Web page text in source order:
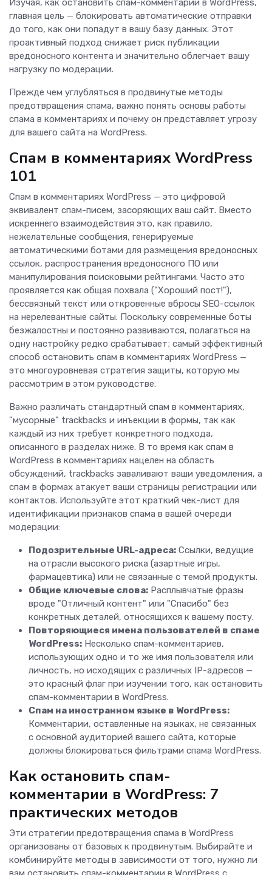
Изучая, как остановить спам-комментарии в WordPress,
главная цель — блокировать автоматические отправки
до того, как они попадут в вашу базу данных. Этот
проактивный подход снижает риск публикации
вредоносного контента и значительно облегчает вашу
нагрузку по модерации.
Прежде чем углубляться в продвинутые методы
предотвращения спама, важно понять основы работы
спама в комментариях и почему он представляет угрозу
для вашего сайта на WordPress.
Спам в комментариях WordPress
101
Спам в комментариях WordPress — это цифровой
эквивалент спам-писем, засоряющих ваш сайт. Вместо
искреннего взаимодействия это, как правило,
нежелательные сообщения, генерируемые
автоматическими ботами для размещения вредоносных
ссылок, распространения вредоносного ПО или
манипулирования поисковыми рейтингами. Часто это
проявляется как общая похвала ("Хороший пост!"),
бессвязный текст или откровенные вбросы SEO-ссылок
на нерелевантные сайты. Поскольку современные боты
безжалостны и постоянно развиваются, полагаться на
одну настройку редко срабатывает; самый эффективный
способ остановить спам в комментариях WordPress —
это многоуровневая стратегия защиты, которую мы
рассмотрим в этом руководстве.
Важно различать стандартный спам в комментариях,
"мусорные" trackbacks и инъекции в формы, так как
каждый из них требует конкретного подхода,
описанного в разделах ниже. В то время как спам в
WordPress в комментариях нацелен на область
обсуждений, trackbacks заваливают ваши уведомления, а
спам в формах атакует ваши страницы регистрации или
контактов. Используйте этот краткий чек-лист для
идентификации признаков спама в вашей очереди
модерации:
Подозрительные URL-адреса: Ссылки, ведущие
на отрасли высокого риска (азартные игры,
фармацевтика) или не связанные с темой продукты.
Общие ключевые слова: Расплывчатые фразы
вроде "Отличный контент" или "Спасибо" без
конкретных деталей, относящихся к вашему посту.
Повторяющиеся имена пользователей в спаме
WordPress: Несколько спам-комментариев,
использующих одно и то же имя пользователя или
личность, но исходящих с различных IP-адресов —
это красный флаг при изучении того, как остановить
спам-комментарии в WordPress.
Спам на иностранном языке в WordPress:
Комментарии, оставленные на языках, не связанных
с основной аудиторией вашего сайта, которые
должны блокироваться фильтрами спама WordPress.
Как остановить спам-
комментарии в WordPress: 7
практических методов
Эти стратегии предотвращения спама в WordPress
организованы от базовых к продвинутым. Выбирайте и
комбинируйте методы в зависимости от того, нужно ли